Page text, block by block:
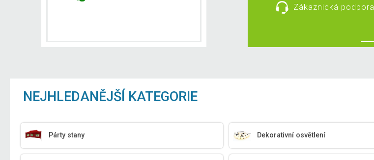
Zákaznická podpora
NEJHLEDANĚJŠÍ KATEGORIE
Párty stany Dekorativní osvětlení